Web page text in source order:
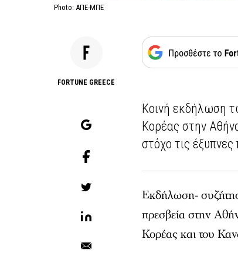
Photo: ΑΠΕ-ΜΠΕ
FORTUNE GREECE
Κοινή εκδήλωση
Κορέας στην
στόχο τις
Εκδήλωση-
πρεσβεία στην
Κορέας και του